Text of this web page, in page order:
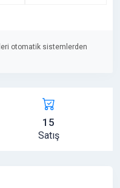
otomatik sistemlerden
15
Satış